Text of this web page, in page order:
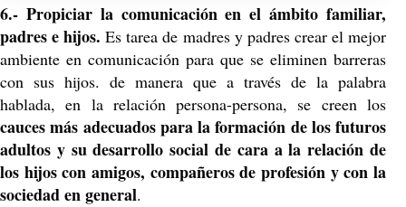
6.- Propiciar la comunicación en el ámbito familiar,
padres e hijos.Es tarea de madres y padres crear el mejor
ambiente en comunicación para que se eliminen barreras
con sus hijos. de manera que a través de la palabra
hablada, en la relación persona-persona, se creen los
cauces más adecuados para la formación de los futuros
adultos y su desarrollo social de cara a la relación de
los hijos con amigos, compañeros de profesión y con la
sociedad en general.